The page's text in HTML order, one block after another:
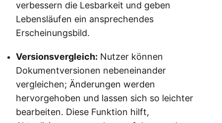
verbessern die Lesbarkeit und geben
Lebensläufen ein ansprechendes
Erscheinungsbild.
Versionsvergleich: Nutzer können
Dokumentversionen nebeneinander
vergleichen; Änderungen werden
hervorgehoben und lassen sich so leichter
bearbeiten. Diese Funktion hilft,